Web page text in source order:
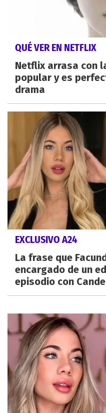
QUÉ VER EN NETFLIX
Netflix arrasa con
popular y es
drama
EXCLUSIVO A24
La frase que
encargado de un
episodio con